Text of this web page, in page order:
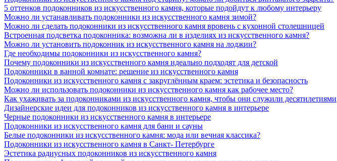
5 оттенков подоконников из искусственного камня, которые подойдут к любому интерьеру
Можно ли устанавливать подоконники из искусственного камня зимой?
Можно ли сделать подоконники из искусственного камня вровень с кухонной столешницей
Встроенная подсветка подоконника: возможна ли в изделиях из искусственного камня?
Можно ли установить подоконник из искусственного камня на лоджии?
Где необходимы подоконники из искусственного камня?
Почему подоконники из искусственного камня идеально подходят для детской
Подоконники в ванной комнате: решение из искусственного камня
Подоконники из искусственного камня с закруглённым краем: эстетика и безопасность
Можно ли использовать подоконники из искусственного камня как рабочее место?
Как ухаживать за подоконниками из искусственного камня, чтобы они служили десятилетиями
Дизайнерские идеи для подоконников из искусственного камня в интерьере
Черные подоконники из искусственного камня в интерьере
Подоконники из искусственного камня для бани и сауны
Белые подоконники из искусственного камня: мода или вечная классика?
Подоконники из искусственного камня в Санкт- Петербурге
Эстетика радиусных подоконников из искусственного камня